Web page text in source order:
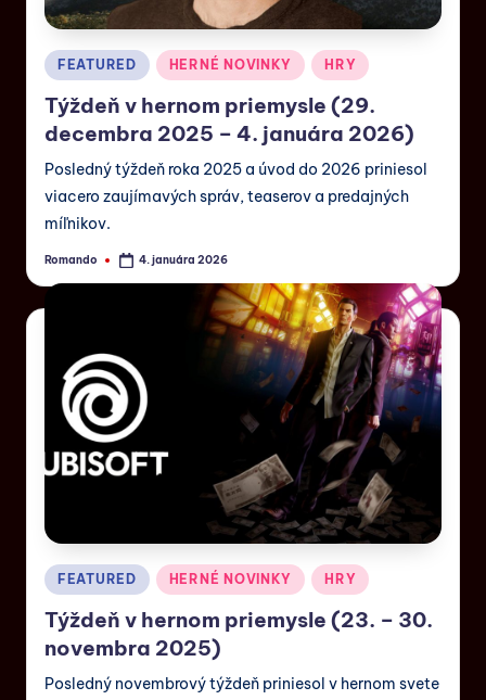
FEATURED HERNÉ NOVINKY HRY
Týždeň v hernom priemysle (29.
decembra 2025 – 4. januára 2026)
Posledný týždeň roka 2025 a úvod do 2026 priniesol
viacero zaujímavých správ, teaserov a predajných
míľnikov.
Romando 4. januára 2026
FEATURED HERNÉ NOVINKY HRY
Týždeň v hernom priemysle (23. – 30.
novembra 2025)
Posledný novembrový týždeň priniesol v hernom svete